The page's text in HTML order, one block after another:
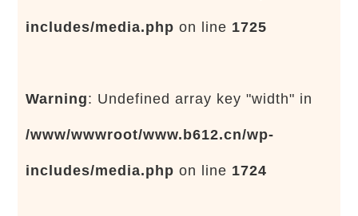
includes/media.php on line 1725
Warning: Undefined array key "width" in
/www/wwwroot/www.b612.cn/wp-
includes/media.php on line 1724